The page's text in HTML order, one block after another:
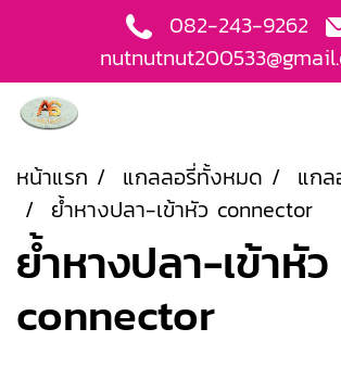
082-243-9262
หน้าแรก แกลลอรี่ทั้งหมด
แกล
ย้ำหางปลา-เข้าหัว connector
ย้ำหางปลา-เข้าหัว
connector